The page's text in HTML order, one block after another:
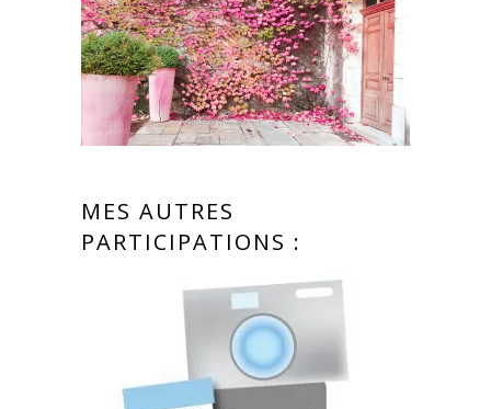
MES AUTRES
PARTICIPATIONS :